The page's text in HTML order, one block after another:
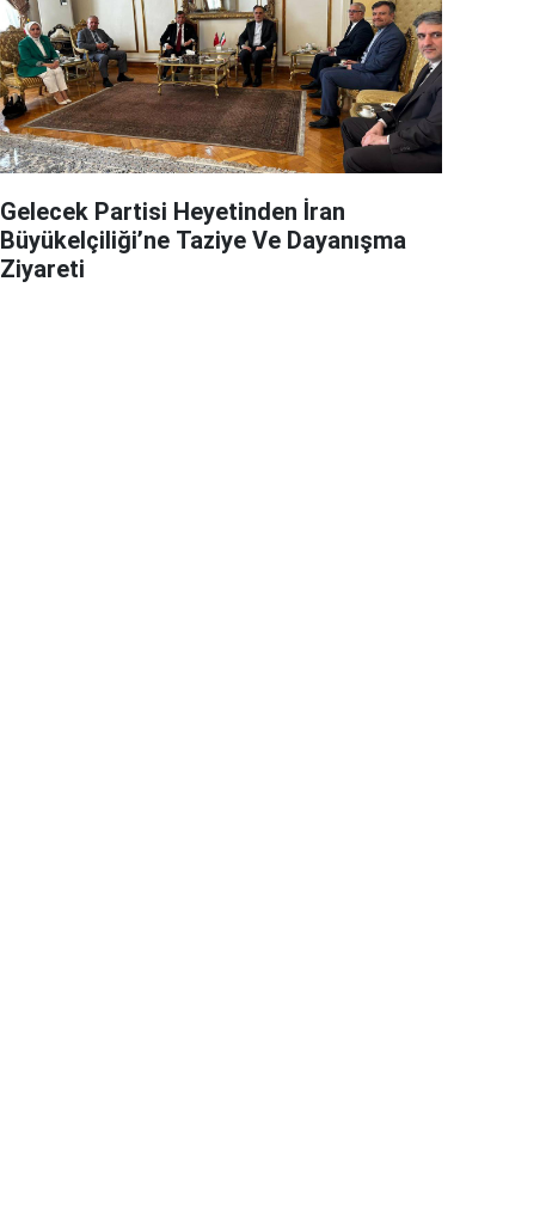
Gelecek Partisi Heyetinden İran
Büyükelçiliği’ne Taziye Ve Dayanışma
Ziyareti